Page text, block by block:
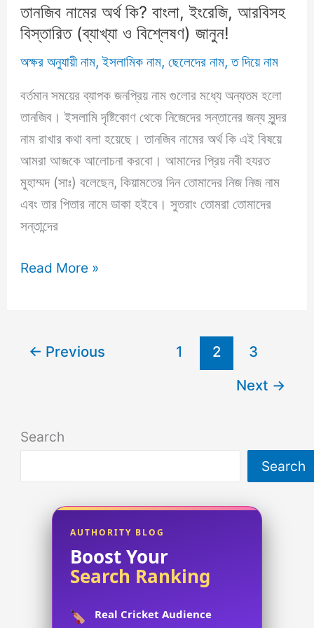
তানজিব নামের অর্থ কি? বাংলা, ইংরেজি, আরবিসহ
বিস্তারিত (ব্যাখ্যা ও বিশ্লেষণ) জানুন!
অক্ষর অনুযায়ী নাম,ইসলামিক নাম,ছেলেদের নাম,ত দিয়ে নাম
বর্তমান সময়ের ব্যাপক জনপ্রিয় নাম গুলোর মধ্যে অন্যতম হলো
তানজিব। ইসলামি দৃষ্টিকোণ থেকে নিজেদের সন্তানের জন্য সুন্দর
নাম রাখার কথা বলা হয়েছে। তানজিব নামের অর্থ কি এই বিষয়ে
আমরা আজকে আলোচনা করবো। আমাদের প্রিয় নবী হযরত
মুহাম্মদ (সাঃ) বলেছেন, কিয়ামতের দিন তোমাদের নিজ নিজ নাম
এবং তার পিতার নামে ডাকা হইবে। সুতরাং তোমরা তোমাদের
সন্তান্দের
তানজিব
বাংলা,
(ব্যাখ্যা
বিশ্লেষণ)
Read More »
← Previous 1 2
3
Next →
Search
Search
AUTHORITY BLOG
Boost Your
Search Ranking
Real Cricket Audience